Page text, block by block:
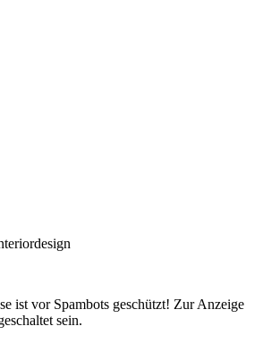
ist vor Spambots geschützt! Zur Anzeige
sein.